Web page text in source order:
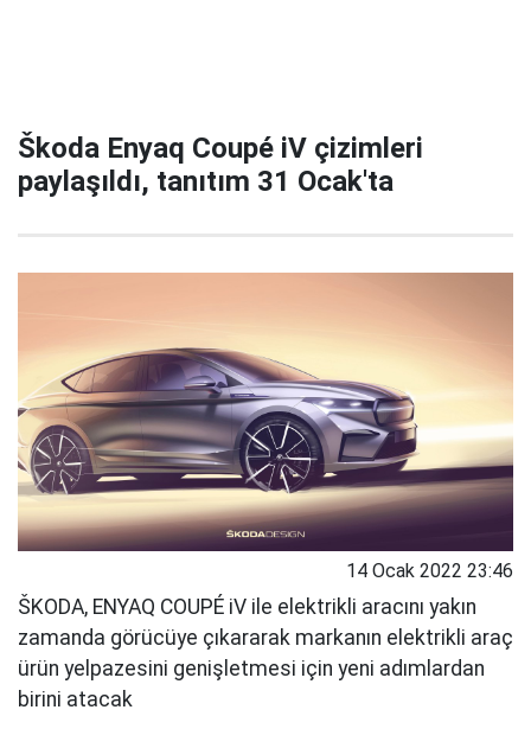
Škoda Enyaq Coupé iV çizimleri
paylaşıldı, tanıtım 31 Ocak'ta
14 Ocak 2022 23:46
ŠKODA, ENYAQ COUPÉ iV ile elektrikli aracını yakın
zamanda görücüye çıkararak markanın elektrikli araç
ürün yelpazesini genişletmesi için yeni adımlardan
birini atacak